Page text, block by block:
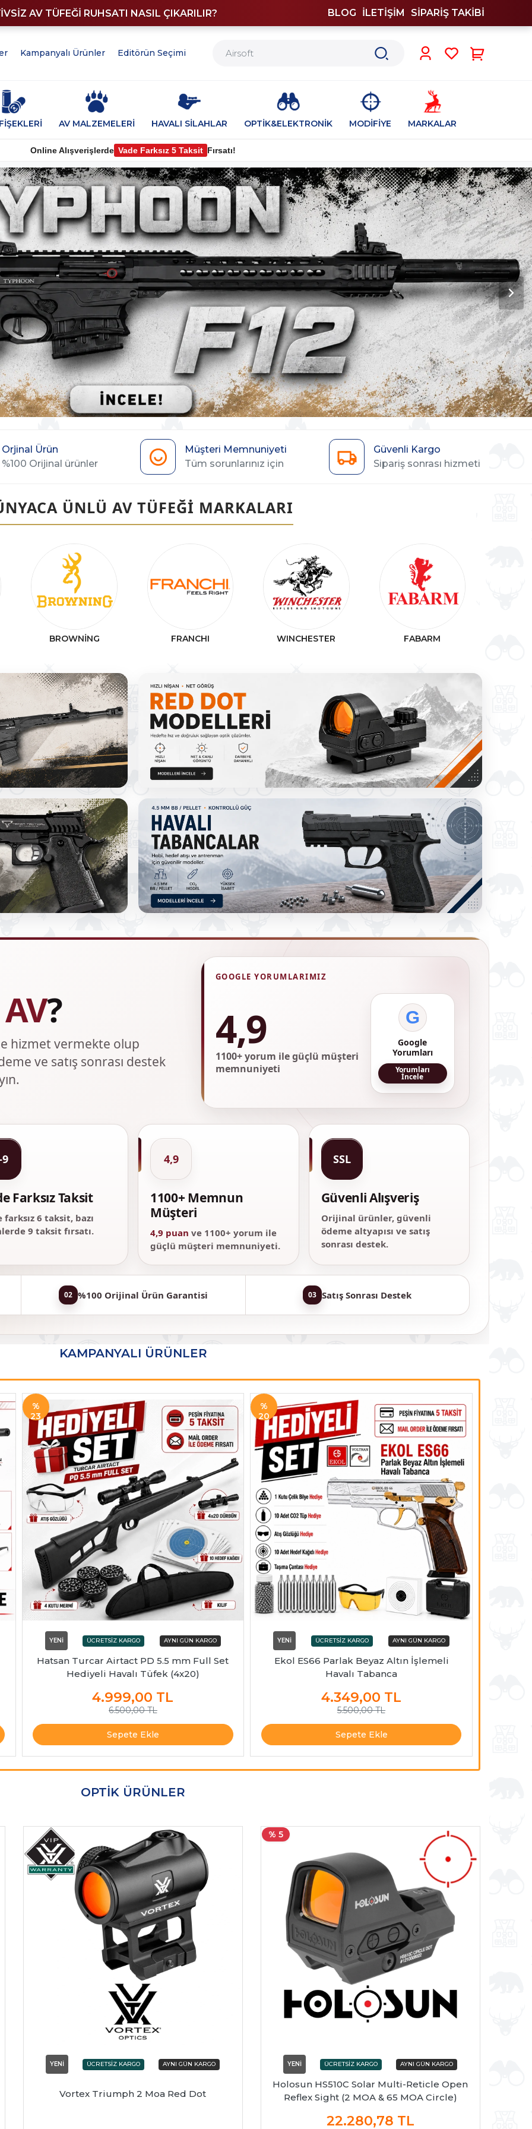
AV TÜFEĞİ RUHSATI NASIL ÇIKARILIR? BLOG İLETİŞİM SİPARİŞ TAKİBİ
Kampanyalı Ürünler Editörün Seçimi
AV MALZEMELERİ HAVALI SİLAHLAR OPTİK&ELEKTRONİK MODİFİYE MARKALAR
Online Alışverişlerde Vade Farksız 5 Taksit Fırsatı!
Orjinal Ürün
%100 Orijinal ürünler
Müşteri Memnuniyeti
Tüm sorunlarınız için
Güvenli Kargo
Sipariş sonrası hizmeti
ÜNLÜ AV TÜFEĞİ MARKALARI
BROWNİNG FRANCHI WINCHESTER FABARM
?
hizmet vermekte olup
ve satış sonrası destek
GOOGLE YORUMLARIMIZ
4,9
1100+ yorum ile güçlü müşteri
memnuniyeti
G
Google
Yorumları
Yorumları
İncele
Farksız Taksit
farksız 6 taksit, bazı
9 taksit fırsatı.
4,9
1100+ Memnun
Müşteri
4,9 puan ve 1100+ yorum ile
güçlü müşteri memnuniyeti.
SSL
Güvenli Alışveriş
Orijinal ürünler, güvenli
ödeme altyapısı ve satış
sonrası destek.
02 %100 Orijinal Ürün Garantisi 03 Satış Sonrası Destek
KAMPANYALI ÜRÜNLER
%
23
YENİ
Hatsan Turcar Airtact PD 5.5 mm Full Set
Hediyeli Havalı Tüfek (4x20)
4.999,00 TL
6.500,00 TL
Sepete Ekle
%
20
YENİ
Ekol ES66 Parlak Beyaz Altın İşlemeli
Havalı Tabanca
4.349,00 TL
5.500,00 TL
Sepete Ekle
OPTİK ÜRÜNLER
YENİ
Vortex Triumph 2 Moa Red Dot
% 5
YENİ
Holosun HS510C Solar Multi-Reticle Open
Reflex Sight (2 MOA & 65 MOA Circle)
22.280,78 TL